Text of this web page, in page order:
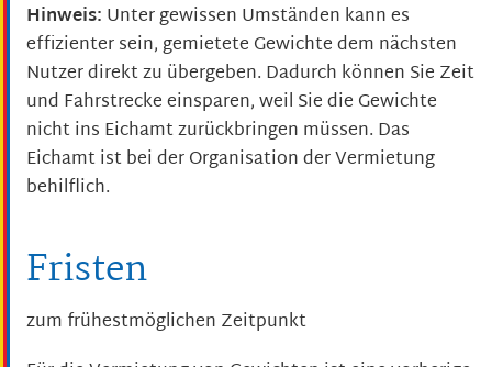
Hinweis: Unter gewissen Umständen kann es
effizienter sein, gemietete Gewichte dem nächsten
Nutzer direkt zu übergeben. Dadurch können Sie Zeit
und Fahrstrecke einsparen, weil Sie die Gewichte
nicht ins Eichamt zurückbringen müssen. Das
Eichamt ist bei der Organisation der Vermietung
behilflich.
Fristen
zum frühestmöglichen Zeitpunkt